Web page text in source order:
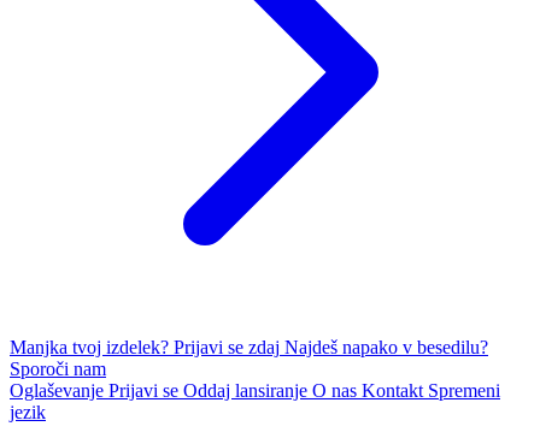
Manjka tvoj izdelek? Prijavi se zdaj Najdeš napako v besedilu?
Sporoči nam
Oglaševanje Prijavi se Oddaj lansiranje O nas Kontakt Spremeni
jezik